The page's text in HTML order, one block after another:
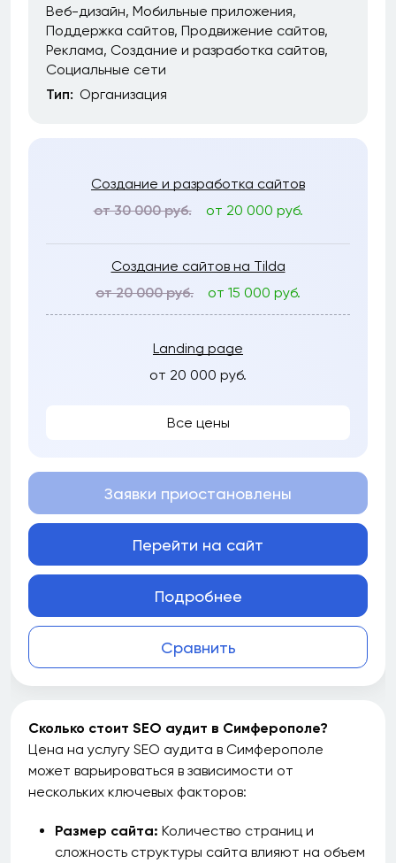
Веб-дизайн Мобильные приложения
Поддержка сайтов Продвижение сайтов
Реклама Создание и разработка сайтов
Социальные сети
Тип: Организация
Создание и разработка сайтов
от 30 000 руб.
от 20 000 руб.
Создание сайтов на Tilda
от 20 000 руб.
от 15 000 руб.
Landing page
от 20 000 руб.
Все цены
Сравнить
Заявки приостановлены
Перейти на сайт
Подробнее
Сколько стоит SEO аудит в Симферополе?
Цена на услугу SEO аудита в Симферополе
может варьироваться в зависимости от
нескольких ключевых факторов:
Размер сайта: Количество страниц и
сложность структуры сайта влияют на объем